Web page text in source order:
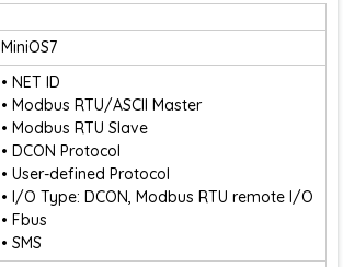
MiniOS7
• NET ID
• Modbus RTU/ASCII Master
• Modbus RTU Slave
• DCON Protocol
• User-defined Protocol
• I/O Type: DCON, Modbus RTU remote I/O
• Fbus
• SMS